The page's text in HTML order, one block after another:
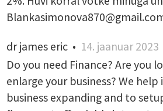
dr james eric• 14. jaanuar 2023
Do you need Finance? Are you
enlarge your business? We
business expanding and to